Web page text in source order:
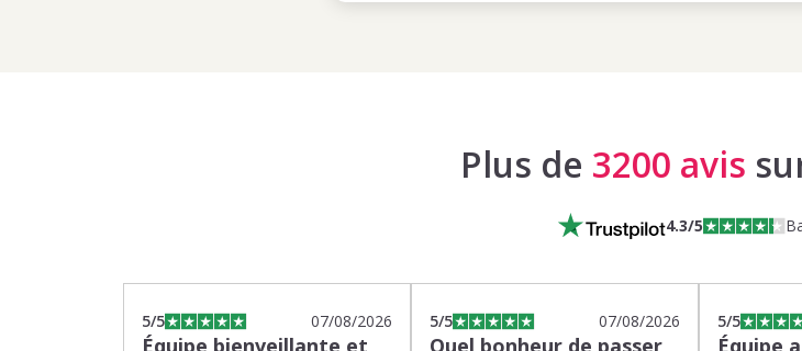
Plus de 3200 avis
4.3/5
5/5 07/08/2026
Équipe bienveillante et
5/5 07/08/2026
Quel bonheur de passer
5/5
Équipe